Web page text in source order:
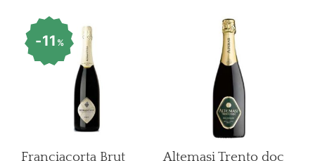
11%
Franciacorta Brut
Altemasi Trento doc